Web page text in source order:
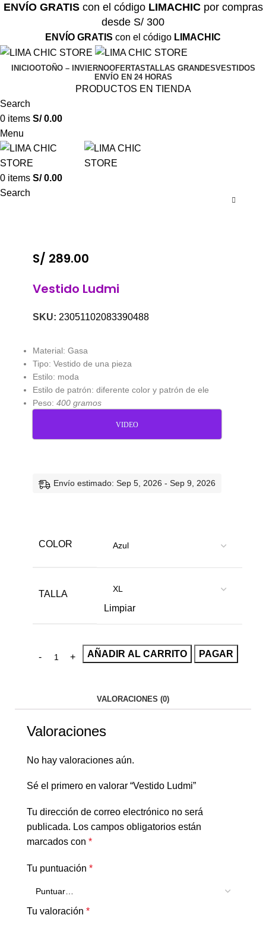
ENVÍO GRATIScon el código LIMACHICpor compras
desde S/ 300
ENVÍO GRATIS con el código LIMACHIC
INICIOOTOÑO – INVIERNOOFERTASTALLAS GRANDESVESTIDOS
ENVÍO EN 24 HORAS
PRODUCTOS EN TIENDA
Search
0 items S/0.00
Menu
0 items S/0.00
Search
S/ 289.00
Vestido Ludmi
SKU: 23051102083390488
Material: Gasa
Tipo: Vestido de una pieza
Estilo: moda
Estilo de patrón: diferente color y patrón de ele
Peso: 400 gramos
VIDEO
Envío estimado: Sep 5, 2026 - Sep 9, 2026
COLOR
TALLA
Limpiar
AÑADIR AL CARRITO PAGAR
VALORACIONES (0)
Valoraciones
No hay valoraciones aún.
Sé el primero en valorar “Vestido Ludmi”
Tu dirección de correo electrónico no será
publicada. Los campos obligatorios están
marcados con *
Tu puntuación *
Tu valoración *